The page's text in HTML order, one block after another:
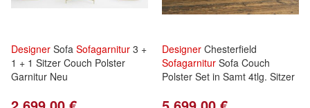
Designer Sofa Sofagarnitur 3 +
1 + 1 Sitzer Couch Polster
Garnitur Neu
Designer Chesterfield
Sofagarnitur Sofa Couch
Polster Set in Samt 4tlg. Sitzer